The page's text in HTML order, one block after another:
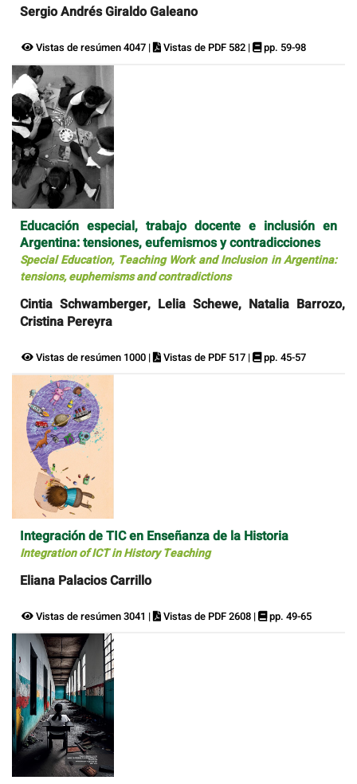
Sergio Andrés Giraldo Galeano
Vistas de resúmen 4047 | Vistas de PDF 582 | pp. 59-98
Educación especial, trabajo docente e inclusión en
Argentina: tensiones, eufemismos y contradicciones
Special Education, Teaching Work and Inclusion in Argentina:
tensions, euphemisms and contradictions
Cintia Schwamberger, Lelia Schewe, Natalia Barrozo,
Cristina Pereyra
Vistas de resúmen 1000 | Vistas de PDF 517 | pp. 45-57
Integración de TIC en Enseñanza de la Historia
Integration of ICT in History Teaching
Eliana Palacios Carrillo
Vistas de resúmen 3041 | Vistas de PDF 2608 | pp. 49-65